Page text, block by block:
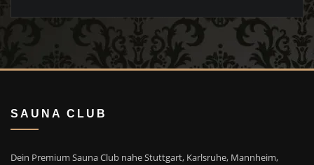
SAUNA CLUB
Dein Premium Sauna Club nahe Stuttgart, Karlsruhe, Mannheim,